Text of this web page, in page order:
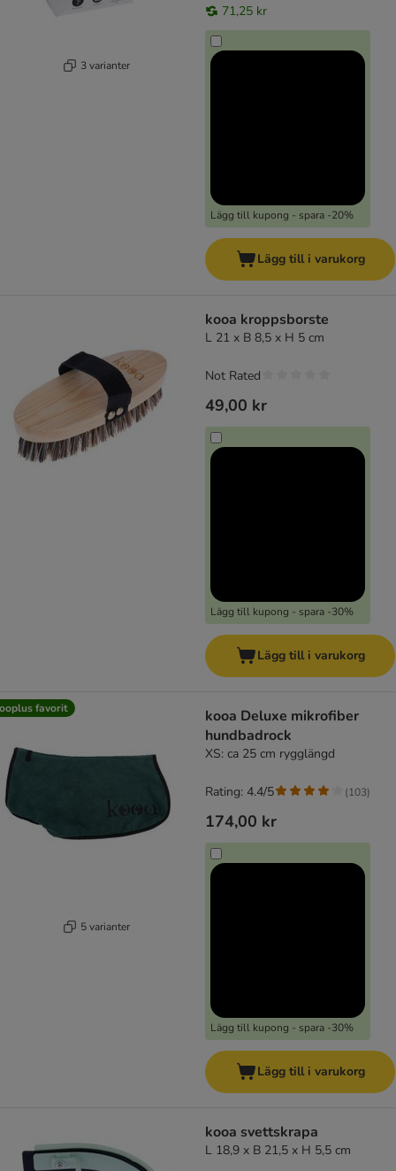
3 varianter
71,25 kr
Lägg till kupong - spara -20%
Lägg till i varukorg
kooa kroppsborste
L 21 x B 8,5 x H 5 cm
49,00 kr
Lägg till kupong - spara -30%
Not Rated
Lägg till i varukorg
favorit
5 varianter
kooa Deluxe mikrofiber
hundbadrock
XS: ca 25 cm rygglängd
174,00 kr
Lägg till kupong - spara -30%
Rating: 4.4/5 (103)
Lägg till i varukorg
kooa svettskrapa
L 18,9 x B 21,5 x H 5,5 cm